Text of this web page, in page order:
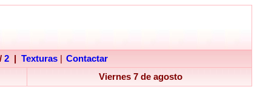
/ 2 Texturas
Contactar
Viernes 7 de agosto